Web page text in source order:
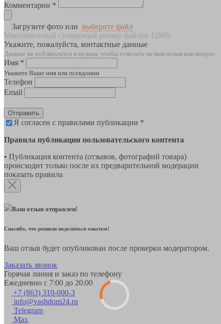
Комментарии *
Загрузите фото или выберите файл
Максимальный суммарный размер файлов 12MB
Укажите, пожалуйста, контактные данные
Данные не публикуются и нужны, чтобы ответить на ваш отзыв или вопрос
Имя *
Укажите Ваше имя или псевдоним
Телефон
Email
Отправить
Я согласен с правилами публикации *
Правила публикации пользовательского контента
• Публикация контента (отзывов, фотографий товара)
происходит только после их предварительной модерации
показать правила
Ваш отзыв отправлен!
Спасибо, что решили поделиться опытом!
Ваш отзыв будет опубликован после проверки модератором.
Заказать звонок
Горячая линия и заказ по телефону
Ежедневно с 7:00 до 20:00
+7 (863) 310-000-3
info@vashdom24.ru
Telegram
Max